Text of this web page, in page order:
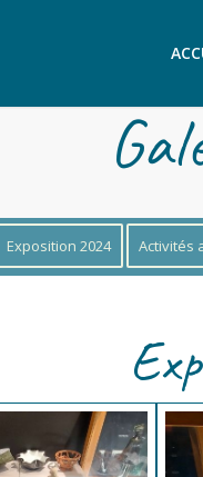
Exposition 2024 Activités